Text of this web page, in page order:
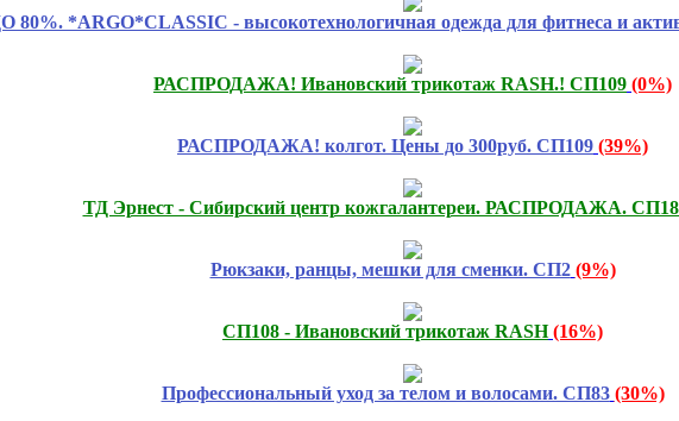
*ARGO*CLASSIC - высокотехнологичная одежда для фитнеса и
РАСПРОДАЖА! Ивановский трикотаж RASH.! СП109 (0%)
РАСПРОДАЖА! колгот. Цены до 300руб. СП109 (39%)
ТД Эрнест - Сибирский центр кожгалантереи. РАСПРОДАЖА.
Рюкзаки, ранцы, мешки для сменки. СП2 (9%)
СП108 - Ивановский трикотаж RASH (16%)
Профессиональный уход за телом и волосами. СП83 (30%)